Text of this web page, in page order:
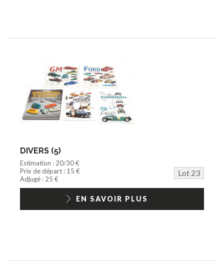
DIVERS (5)
Estimation : 20/30 €
Prix de départ : 15 €
Lot 23
Adjugé : 25 €
EN SAVOIR PLUS